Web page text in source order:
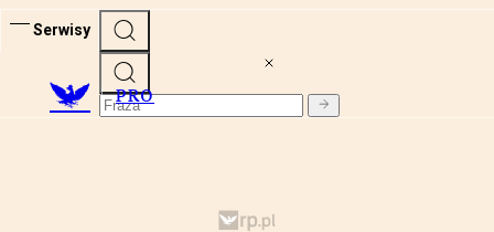
Serwisy
PRO